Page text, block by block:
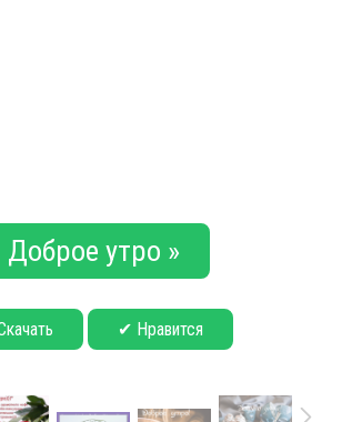
Доброе утро »
✔ Нравится